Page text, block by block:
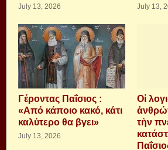
July 13, 2026 July 13,
Γέροντας Παΐσιος :
«Από κάποιο κακό, κάτι
καλύτερο θα βγει»
July 13, 2026
Οἱ
τὴν